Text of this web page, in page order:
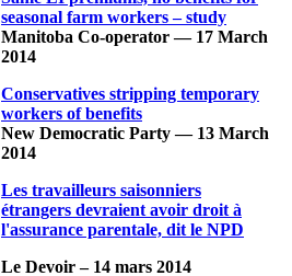
seasonal farm workers – study
Manitoba Co-operator — 17 March
2014
Conservatives stripping temporary
workers of benefits
New Democratic Party — 13 March
2014
Les travailleurs saisonniers
étrangers devraient avoir droit à
l'assurance parentale, dit le NPD
Le Devoir – 14 mars 2014